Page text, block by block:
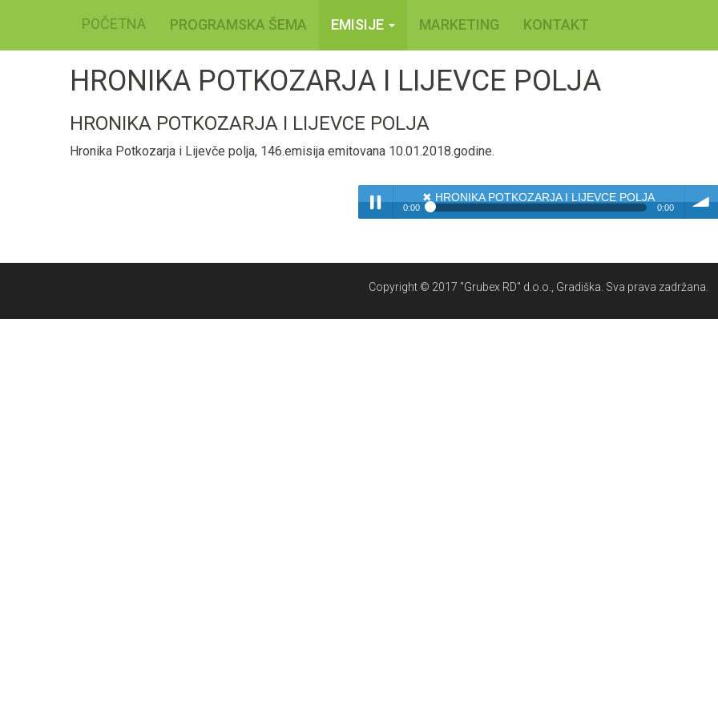
POČETNA PROGRAMSKA ŠEMA EMISIJE MARKETING KONTAKT
HRONIKA POTKOZARJA I LIJEVCE POLJA
HRONIKA POTKOZARJA I LIJEVCE POLJA
Hronika Potkozarja i Lijevče polja, 146.emisija emitovana 10.01.2018.godine.
✖ HRONIKA POTKOZARJA I LIJEVCE POLJA
0:00 0:00
Copyright © 2017 "Grubex RD" d.o.o., Gradiška. Sva prava zadržana.